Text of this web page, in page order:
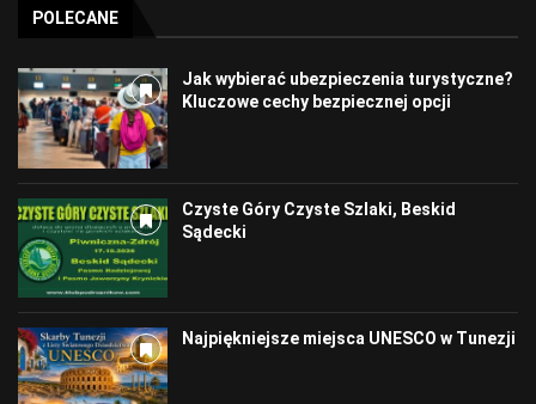
POLECANE
Jak wybierać ubezpieczenia turystyczne?
Kluczowe cechy bezpiecznej opcji
Czyste Góry Czyste Szlaki, Beskid
Sądecki
Najpiękniejsze miejsca UNESCO w Tunezji